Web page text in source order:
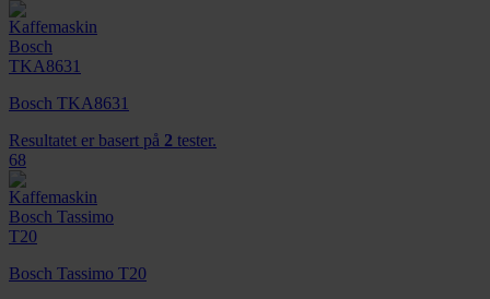
Bosch TKA8631
Resultatet er basert på 2 tester.
68
Bosch Tassimo T20